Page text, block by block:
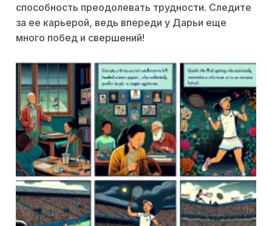
способность преодолевать трудности. Следите
за ее карьерой, ведь впереди у Дарьи еще
много побед и свершений!